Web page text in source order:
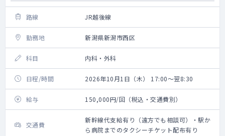
路線 JR越後線
勤務地 新潟県新潟市西区
科目 内科・外科
日程/時間 2026年10月1日（木） 17:00～翌8:30
給与 150,000円/回（税込・交通費別）
交通費
新幹線代支給有り（遠方でも相談可）・駅か
ら病院までのタクシーチケット配布有り